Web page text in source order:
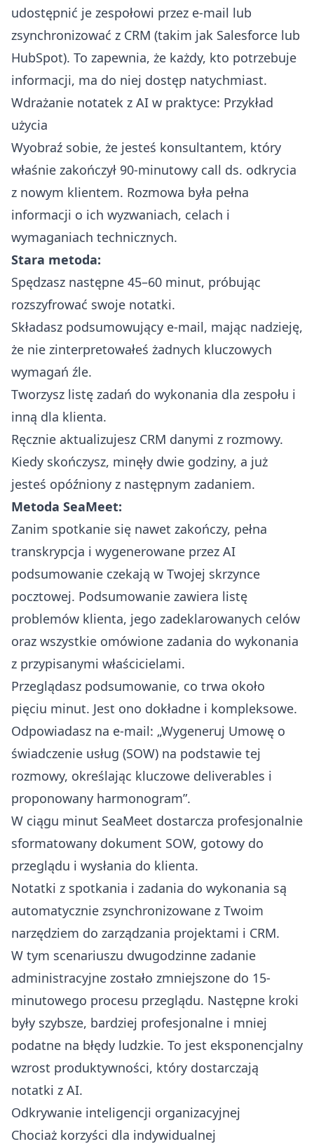
udostępnić je zespołowi przez e-mail lub
zsynchronizować z CRM (takim jak Salesforce lub
HubSpot). To zapewnia, że każdy, kto potrzebuje
informacji, ma do niej dostęp natychmiast.
Wdrażanie notatek z AI w praktyce: Przykład
użycia
Wyobraź sobie, że jesteś konsultantem, który
właśnie zakończył 90-minutowy call ds. odkrycia
z nowym klientem. Rozmowa była pełna
informacji o ich wyzwaniach, celach i
wymaganiach technicznych.
Stara metoda:
Spędzasz następne 45–60 minut, próbując
rozszyfrować swoje notatki.
Składasz podsumowujący e-mail, mając nadzieję,
że nie zinterpretowałeś żadnych kluczowych
wymagań źle.
Tworzysz listę zadań do wykonania dla zespołu i
inną dla klienta.
Ręcznie aktualizujesz CRM danymi z rozmowy.
Kiedy skończysz, minęły dwie godziny, a już
jesteś opóźniony z następnym zadaniem.
Metoda SeaMeet:
Zanim spotkanie się nawet zakończy, pełna
transkrypcja i wygenerowane przez AI
podsumowanie czekają w Twojej skrzynce
pocztowej. Podsumowanie zawiera listę
problemów klienta, jego zadeklarowanych celów
oraz wszystkie omówione zadania do wykonania
z przypisanymi właścicielami.
Przeglądasz podsumowanie, co trwa około
pięciu minut. Jest ono dokładne i kompleksowe.
Odpowiadasz na e-mail: „Wygeneruj Umowę o
świadczenie usług (SOW) na podstawie tej
rozmowy, określając kluczowe deliverables i
proponowany harmonogram”.
W ciągu minut SeaMeet dostarcza profesjonalnie
sformatowany dokument SOW, gotowy do
przeglądu i wysłania do klienta.
Notatki z spotkania i zadania do wykonania są
automatycznie zsynchronizowane z Twoim
narzędziem do zarządzania projektami i CRM.
W tym scenariuszu dwugodzinne zadanie
administracyjne zostało zmniejszone do 15-
minutowego procesu przeglądu. Następne kroki
były szybsze, bardziej profesjonalne i mniej
podatne na błędy ludzkie. To jest eksponencjalny
wzrost produktywności, który dostarczają
notatki z AI.
Odkrywanie inteligencji organizacyjnej
Chociaż korzyści dla indywidualnej